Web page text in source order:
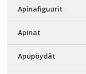
Apinafiguurit
Apinat
Apupöydät